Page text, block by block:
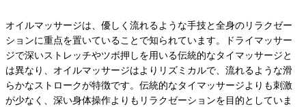
オイルマッサージは、優しく流れるような手技と全身のリラクゼー
ションに重点を置いていることで知られています。ドライマッサー
ジで深いストレッチやツボ押しを用いる伝統的なタイマッサージと
は異なり、オイルマッサージはよりリズミカルで、流れるような滑
らかなストロークが特徴です。伝統的なタイマッサージよりも刺激
が少なく、深い身体操作よりもリラクゼーションを目的としていま